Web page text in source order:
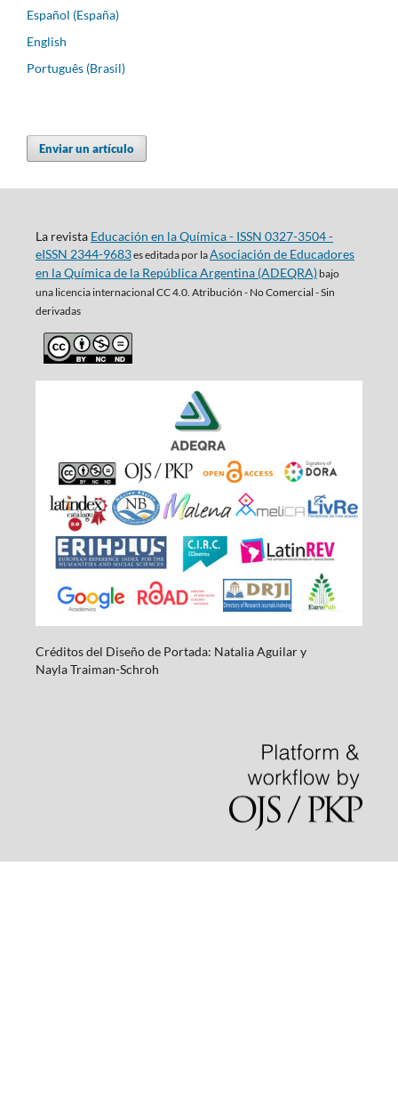
Español (España)
English
Português (Brasil)
Enviar un artículo
La revista Educación en la Química - ISSN 0327-3504 -
eISSN 2344-9683es editada por laAsociación de Educadores
en la Química de la República Argentina (ADEQRA)bajo
una licencia internacional CC 4.0. Atribución - No Comercial - Sin
derivadas
Créditos del Diseño de Portada: Natalia Aguilar y
NaylaTraiman-Schroh